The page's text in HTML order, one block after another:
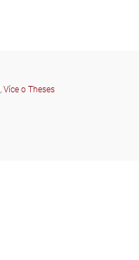
, Více o Theses